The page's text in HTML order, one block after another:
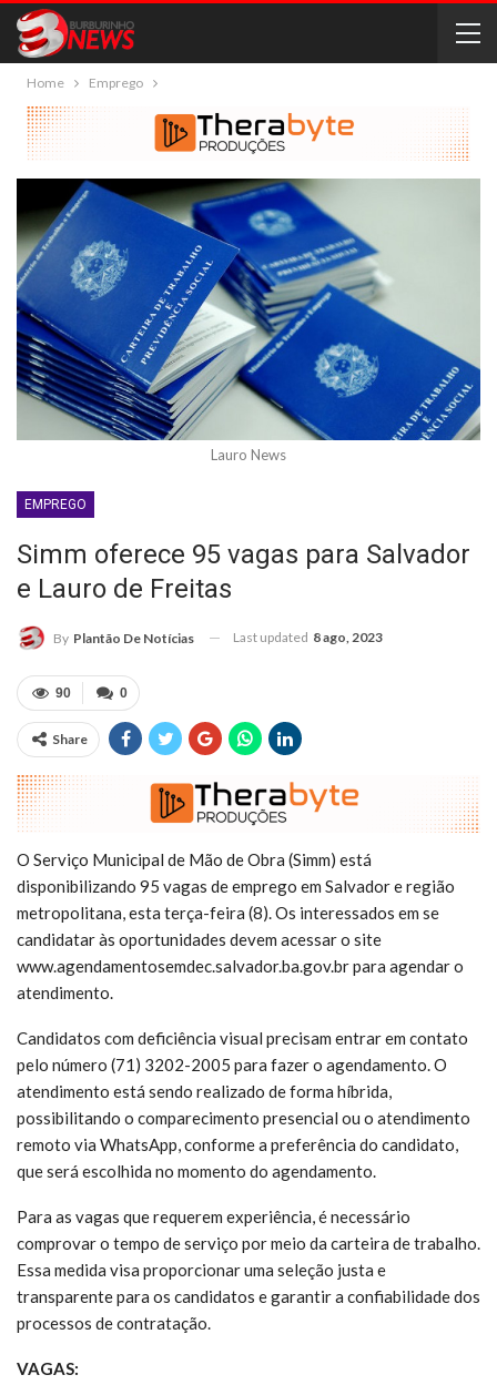
Home Emprego
Lauro News
EMPREGO
Simm oferece 95 vagas para Salvador
e Lauro de Freitas
By Plantão De Notícias Last updated 8 ago, 2023
0
90
Share
O Serviço Municipal de Mão de Obra (Simm) está
disponibilizando 95 vagas de emprego em Salvador e região
metropolitana, esta terça-feira (8). Os interessados em se
candidatar às oportunidades devem acessar o site
www.agendamentosemdec.salvador.ba.gov.br para agendar o
atendimento.
Candidatos com deficiência visual precisam entrar em contato
pelo número (71) 3202-2005 para fazer o agendamento. O
atendimento está sendo realizado de forma híbrida,
possibilitando o comparecimento presencial ou o atendimento
remoto via WhatsApp, conforme a preferência do candidato,
que será escolhida no momento do agendamento.
Para as vagas que requerem experiência, é necessário
comprovar o tempo de serviço por meio da carteira de trabalho.
Essa medida visa proporcionar uma seleção justa e
transparente para os candidatos e garantir a confiabilidade dos
processos de contratação.
VAGAS: